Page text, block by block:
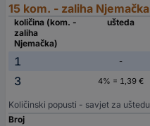
15 kom. - zaliha Njemačka
količina (kom. -
zaliha
Njemačka)
ušteda
1 -
3
4% = 1,39 €
Količinski popusti - savjet za uštedu
Broj